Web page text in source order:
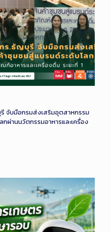
จับมือกรมส่งเสริมอุตสาหกรรม
ผ่านนวัตกรรมอาหารและเครื่อง